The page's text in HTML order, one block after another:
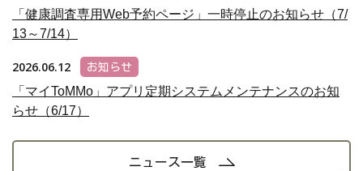
「健康調査専用Web予約ページ」一時停止のお知らせ（7/
13～7/14）
2026.06.12 お知らせ
「マイToMMo」アプリ定期システムメンテナンスのお知
らせ（6/17）
ニュース一覧